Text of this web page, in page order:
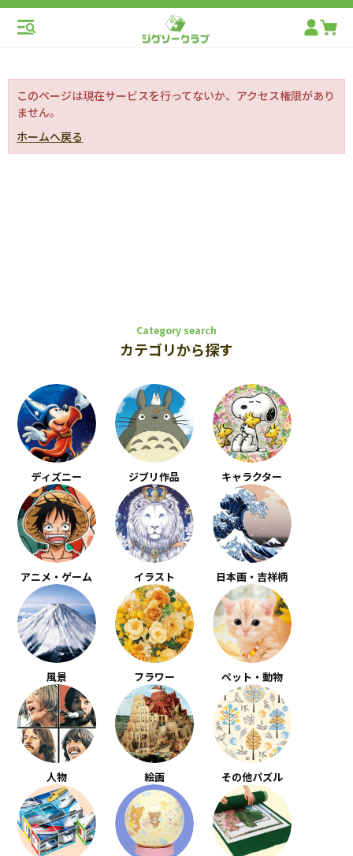
このページは現在サービスを行ってないか、アクセス権限があり
ません。
ホームへ戻る
Category search
カテゴリから探す
ディズニー ジブリ作品 キャラクター
アニメ・ゲーム イラスト 日本画・吉祥柄
風景 フラワー ペット・動物
人物 絵画 その他パズル